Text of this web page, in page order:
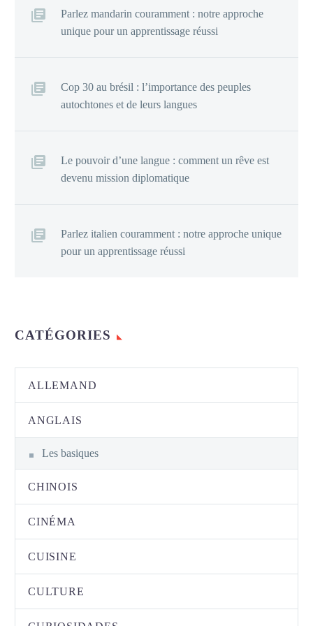
Parlez mandarin couramment : notre approche
unique pour un apprentissage réussi
Cop 30 au brésil : l’importance des peuples
autochtones et de leurs langues
Le pouvoir d’une langue : comment un rêve est
devenu mission diplomatique
Parlez italien couramment : notre approche unique
pour un apprentissage réussi
CATÉGORIES
ALLEMAND
ANGLAIS
Les basiques
CHINOIS
CINÉMA
CUISINE
CULTURE